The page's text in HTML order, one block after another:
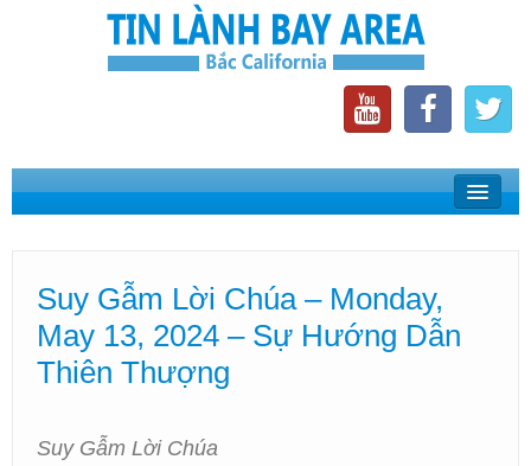
Home
Phát Thanh Tin Lành Bay Area
Các Hội Thánh Bắc California
Suy Gẫm Lời Chúa – Monday,
May 13, 2024 – Sự Hướng Dẫn
Thiên Thượng
Suy Gẫm Lời Chúa